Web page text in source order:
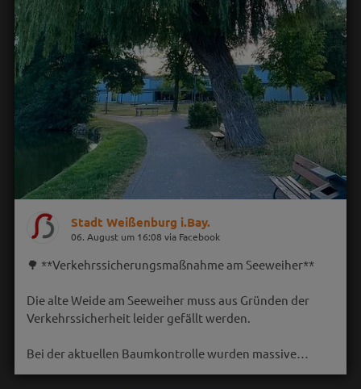
Stadt Weißenburg i.Bay.
06. August um 16:08 via Facebook
🌳 **Verkehrssicherungsmaßnahme am Seeweiher**
Die alte Weide am Seeweiher muss aus Gründen der
Verkehrssicherheit leider gefällt werden.
Bei der aktuellen Baumkontrolle wurden massive…